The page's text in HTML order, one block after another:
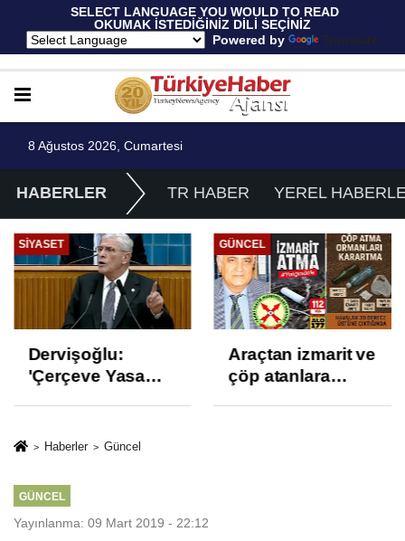
SELECT LANGUAGE YOU WOULD TO READ
OKUMAK İSTEDİĞİNİZ DİLİ SEÇİNİZ
Powered by
Translate
8 Ağustos 2026, Cumartesi
HABERLER TR HABER YEREL
SIYASET
Dervişoğlu:
'Çerçeve Yasa
ve İhanet
GÜNCEL
Araçtan izmarit ve
çöp atanlara
Haberler Güncel
GÜNCEL
Yayınlanma: 09 Mart 2019 - 22:12